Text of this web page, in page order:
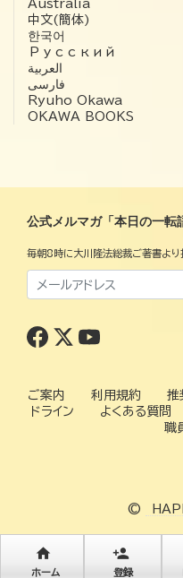
Australia
中文(簡体)
한국어
Русский
العربية‏
فارسی
Ryuho Okawa
OKAWA BOOKS
公式メルマガ「本日の一転
毎朝8時に大川隆法総裁ご著書より
ご案内 利用規約 推
ドライン
よくある質問
職
©
home
ホーム
person_add
登録